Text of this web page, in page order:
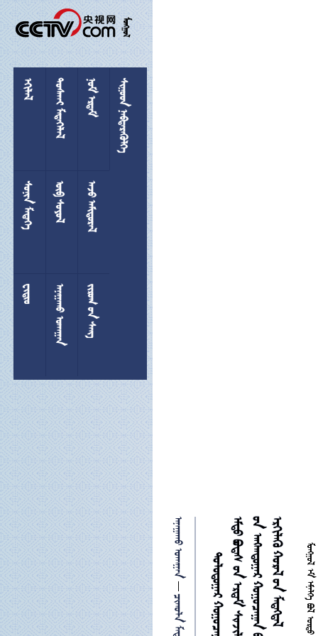

 

 
 
 
 
 
  
 
 

  